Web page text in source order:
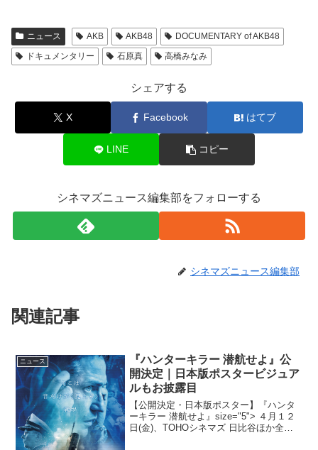
ニュース AKB AKB48
DOCUMENTARY of AKB48
ドキュメンタリー
石原真 高橋みなみ
シェアする
X Facebook はてブ
LINE コピー
シネマズニュース編集部をフォローする
シネマズニュース編集部
関連記事
ニュース
『ハンターキラー 潜航せよ』公
開決定｜日本版ポスタービジュア
ルもお披露目
【公開決定・日本版ポスター】『ハンタ
ーキラー 潜航せよ』size="5"> ４月１２
日(金)、TOHOシネマズ 日比谷ほか全国